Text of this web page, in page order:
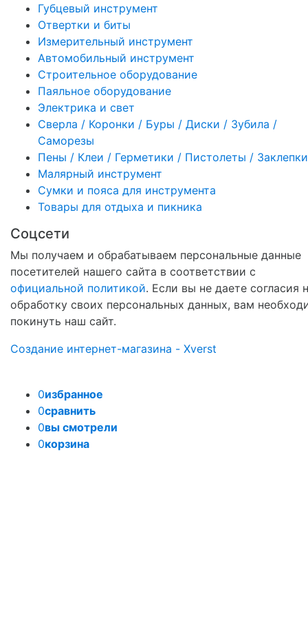
Губцевый инструмент
Отвертки и биты
Измерительный инструмент
Автомобильный инструмент
Строительное оборудование
Паяльное оборудование
Электрика и свет
Сверла / Коронки / Буры / Диски / Зубила /
Саморезы
Пены / Клеи / Герметики / Пистолеты / Заклепки
Малярный инструмент
Сумки и пояса для инструмента
Товары для отдыха и пикника
Соцсети
Мы получаем и обрабатываем персональные данные
посетителей нашего сайта в соответствии с
официальной политикой. Если вы не даете согласия
обработку своих персональных данных, вам
покинуть наш сайт.
Создание интернет-магазина - Xverst
0избранное
0сравнить
0вы смотрели
0корзина